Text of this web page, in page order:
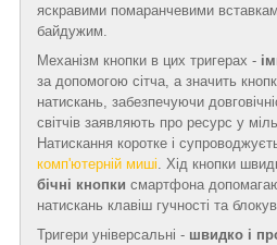
яскравими помаранчевими
байдужим.
Механізм кнопки в цих тригерах -
за допомогою сітча, а значить
натискань, забезпечуючи
світчів заявляють про ресурс у
Натискання коротке і
комп'ютерній миші . Хід кнопки
бічні кнопки смартфона
натискань клавіш гучності та
Тригери універсальні - швидко і